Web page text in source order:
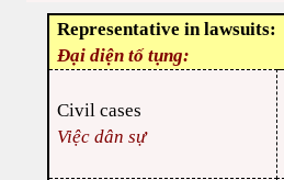
Representative in lawsuits:
Đại diện tố tụng:
Civil cases
Việc dân sự